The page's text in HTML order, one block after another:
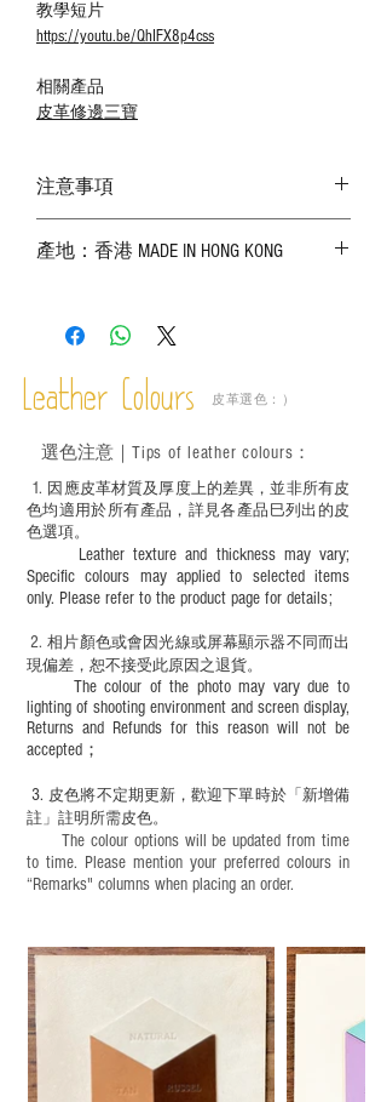
教學短片
https://youtu.be/QhIFX8p4css
相關產品
皮革修邊三寶
注意事項
實物為準；
－ 植鞣皮革容易受環境、使用程度等產生
成後定期在皮面塗上皮革專用清潔劑及貂
鼠油等；
適合六歲以下兒童使用；六至十二歲兒童
必須由成年人陪同下使用並應小心處理。
產地：香港 MADE IN HONG KONG
Leather Colours 皮革選色：）
1. ​ 因應皮革材質及厚度上的差異，並非所有皮
色均適用於所有產品，詳見各產品巳列出的皮
色選項。
Leather texture and thickness may vary;
Specific colours may applied to selected items
only. Please refer to the product page for details;
​2.相片顏色或會因光線或屏幕顯示器不同而出
現偏差，恕不接受此原因之退貨。
The colour of the photo may vary due to
lighting of shooting environment and screen display,
Returns and Refunds for this reason will not be
accepted；
3. 皮色將不定期更新，歡迎下單時於「新增備
註」註明 所需皮色。
The colour options will be updated from time
to time. Please mention your preferred colours in
“Remarks" columns when placing an order.
選色注意｜ Tips of leather colours ：